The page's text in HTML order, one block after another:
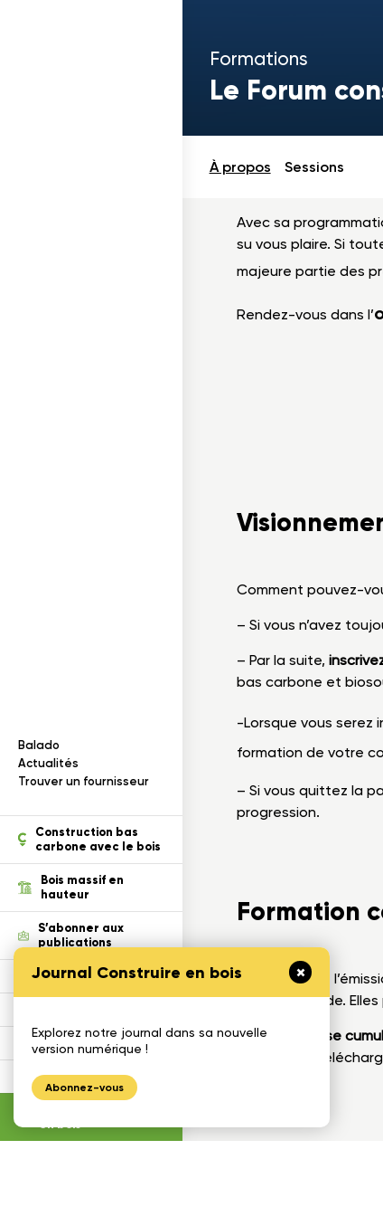
Balado
Actualités
Trouver un fournisseur
Construction bas
carbone avec le bois
Bois massif en
hauteur
S’abonner aux
publications
Défi Cecobois
Gestimat
Calculatrices
en bois
Journal Construire en bois
Explorez notre journal dans sa nouvelle
version numérique !
Abonnez-vous
des renseignements
s
Documentation
Formations
Le Forum
À propos Sessions
Avec sa
su vous plaire. Si
majeure partie des
Rendez-vous dans l’
Comment pouvez-
– Si vous n’avez
– Par la suite,
bas carbone et
-Lorsque vous serez
formation de votre
– Si vous quittez la
progression.
Formation
– En raison de
en mode rapide.
–Les heures se
le certificat